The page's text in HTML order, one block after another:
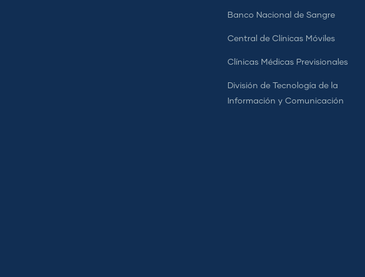
Banco Nacional de Sangre
Central de Clínicas Móviles
Clínicas Médicas Previsionales
División de Tecnología de la
Información y Comunicación